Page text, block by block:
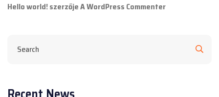
Hello world!szerzőjeA WordPress Commenter